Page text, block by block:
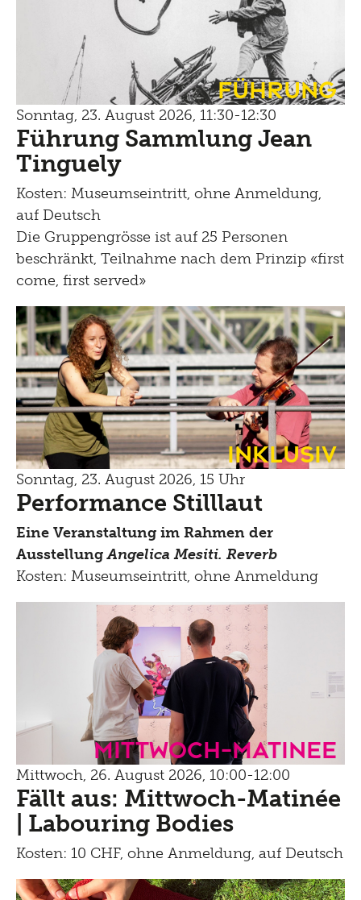
Führung
Sonntag, 23. August 2026, 11:30-12:30
Führung Sammlung Jean
Tinguely
Kosten: Museumseintritt, ohne Anmeldung,
auf Deutsch
Die Gruppengrösse ist auf 25 Personen
beschränkt, Teilnahme nach dem Prinzip «first
come, first served»
Inklusiv
Sonntag, 23. August 2026, 15 Uhr
Performance Stilllaut
Eine Veranstaltung im Rahmen der
AusstellungAngelica Mesiti. Reverb
Kosten: Museumseintritt, ohne Anmeldung
mittwoch-matinee
Mittwoch, 26. August 2026, 10:00-12:00
Fällt aus: Mittwoch-Matinée
| Labouring Bodies
Kosten: 10 CHF, ohne Anmeldung, auf Deutsch